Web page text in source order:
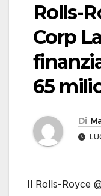
Rolls-
Corp
65
Di
Il Rolls-Royce